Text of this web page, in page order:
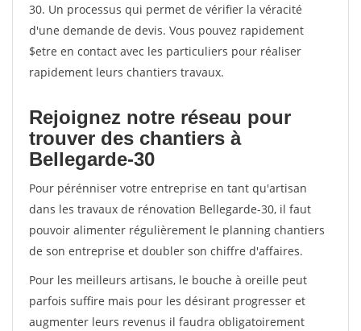
30. Un processus qui permet de vérifier la véracité
d'une demande de devis. Vous pouvez rapidement
$etre en contact avec les particuliers pour réaliser
rapidement leurs chantiers travaux.
Rejoignez notre réseau pour
trouver des chantiers à
Bellegarde-30
Pour pérénniser votre entreprise en tant qu'artisan
dans les travaux de rénovation Bellegarde-30, il faut
pouvoir alimenter régulièrement le planning chantiers
de son entreprise et doubler son chiffre d'affaires.
Pour les meilleurs artisans, le bouche à oreille peut
parfois suffire mais pour les désirant progresser et
augmenter leurs revenus il faudra obligatoirement